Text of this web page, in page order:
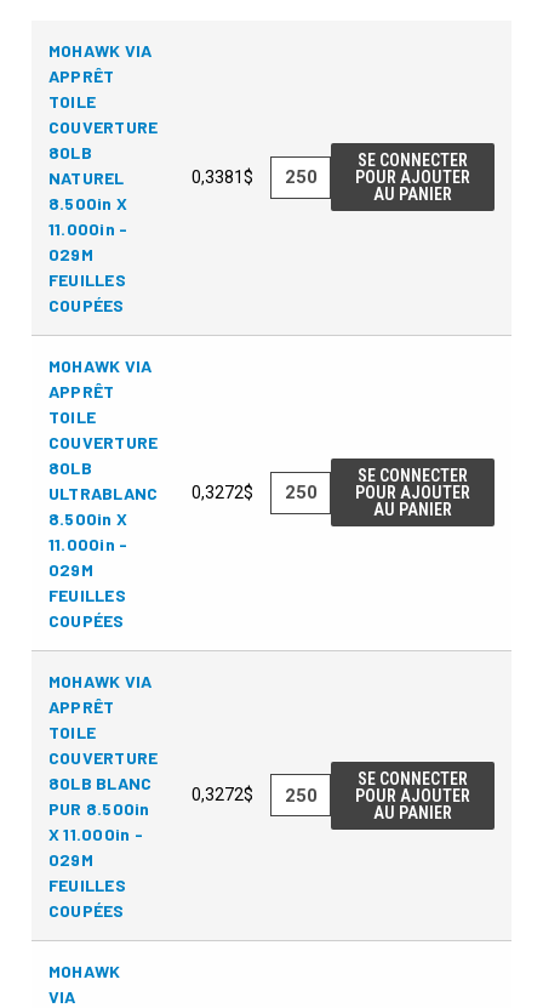
MOHAWK VIA
APPRÊT
TOILE
COUVERTURE
80LB
NATUREL
8.500in X
11.000in -
029M
FEUILLES
COUPÉES
0,3381$
SE CONNECTER
POUR AJOUTER
AU PANIER
MOHAWK VIA
APPRÊT
TOILE
COUVERTURE
80LB
ULTRABLANC
8.500in X
11.000in -
029M
FEUILLES
COUPÉES
0,3272$
SE CONNECTER
POUR AJOUTER
AU PANIER
MOHAWK VIA
APPRÊT
TOILE
COUVERTURE
80LB BLANC
PUR 8.500in
X 11.000in -
029M
FEUILLES
COUPÉES
0,3272$
SE CONNECTER
POUR AJOUTER
AU PANIER
MOHAWK
VIA